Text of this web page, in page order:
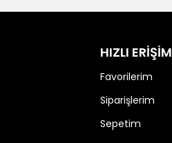
HIZLI ERİŞİM
Favorilerim
Siparişlerim
Sepetim